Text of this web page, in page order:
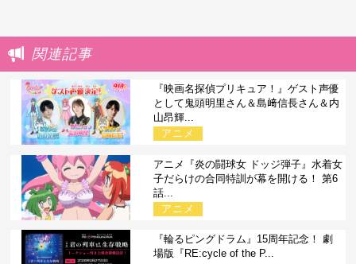
関連記事
『映画名探偵プリキュア！』ゲスト声優
として鬼頭明里さん＆島﨑信長さん＆内
山昂輝...
アニメ
アニメ『炎の闘球女 ドッジ弾子』水着女
子だらけの合同特訓が幕を開ける！ 第6
話...
アニメ
『輪るピングドラム』15周年記念！ 劇
場版『RE:cycle of the P...